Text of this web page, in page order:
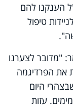
הענקנו להם
טיפול
"מדובר לצערנו
את הפרדיגמה
היום
עזות